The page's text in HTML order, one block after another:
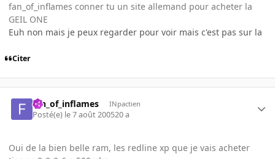
fan_of_inflames conner tu un site allemand pour acheter la
GEIL ONE
Euh non mais je peux regarder pour voir mais c'est pas sur la
Citer
fan_of_inflames INpactien
Posté(e) le 7 août 200520 a
Oui de la bien belle ram, les redline xp que je vais acheter